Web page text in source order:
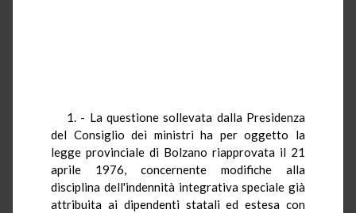
1. - La questione sollevata dalla Presidenza
del Consiglio dei ministri ha per oggetto la
legge provinciale di Bolzano riapprovata il 21
aprile 1976, concernente modifiche alla
disciplina dell'indennità integrativa speciale già
attribuita ai dipendenti statali ed estesa con